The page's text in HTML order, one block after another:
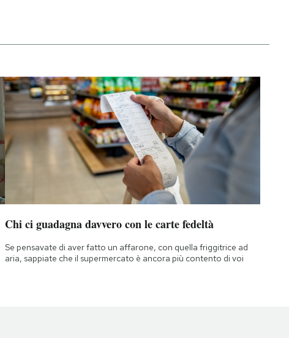
Chi ci guadagna davvero con le carte fedeltà
Se pensavate di aver fatto un affarone, con quella friggitrice ad
aria, sappiate che il supermercato è ancora più contento di voi